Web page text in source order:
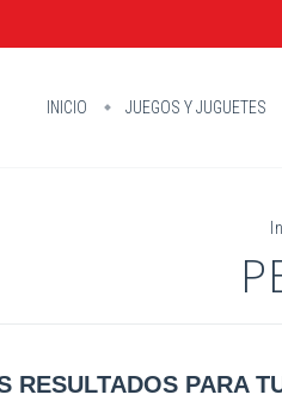
INICIO JUEGOS Y JUGUETES
RESULTADOS PARA